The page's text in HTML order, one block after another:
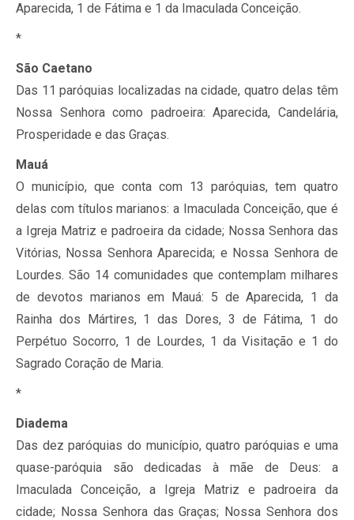
Aparecida, 1 de Fátima e 1 da Imaculada Conceição.
*
São Caetano
Das 11 paróquias localizadas na cidade, quatro delas têm
Nossa Senhora como padroeira: Aparecida, Candelária,
Prosperidade e das Graças.
Mauá
O município, que conta com 13 paróquias, tem quatro
delas com títulos marianos: a Imaculada Conceição, que é
a Igreja Matriz e padroeira da cidade; Nossa Senhora das
Vitórias, Nossa Senhora Aparecida; e Nossa Senhora de
Lourdes. São 14 comunidades que contemplam milhares
de devotos marianos em Mauá: 5 de Aparecida, 1 da
Rainha dos Mártires, 1 das Dores, 3 de Fátima, 1 do
Perpétuo Socorro, 1 de Lourdes, 1 da Visitação e 1 do
Sagrado Coração de Maria.
*
Diadema
Das dez paróquias do município, quatro paróquias e uma
quase-paróquia são dedicadas à mãe de Deus: a
Imaculada Conceição, a Igreja Matriz e padroeira da
cidade; Nossa Senhora das Graças; Nossa Senhora dos